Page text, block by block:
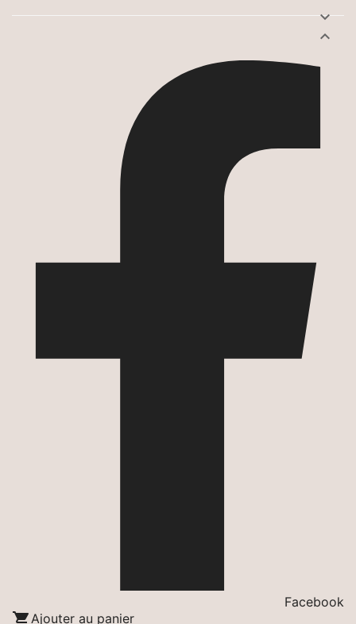


Facebook
 Ajouter au panier